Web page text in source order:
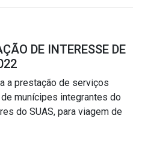
DE INTERESSE DE
a prestação de serviços
munícipes integrantes do
do SUAS, para viagem de